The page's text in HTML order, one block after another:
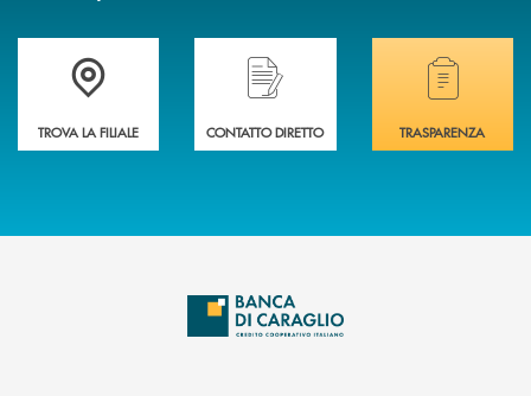
Accedi all' elenco completo delle filiali di Banca di Caraglio.
TROVA LA FILIALE
Hai bisogno di assistenza immediata?
CONTATTO DIRETTO
Hai bisogno di
TRASPARENZA